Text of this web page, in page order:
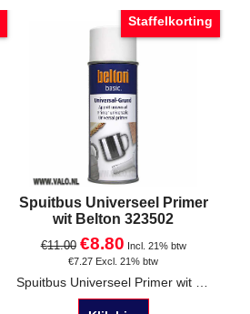
Staffelkorting
Spuitbus Universeel Primer
wit Belton 323502
€11.00 €8.80 Incl. 21% btw
€7.27 Excl. 21% btw
Spuitbus Universeel Primer wit 323502 Belton